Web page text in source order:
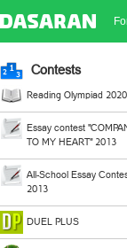
Contests
Reading Olympiad 2020
Essay contest
TO MY HEART" 2013
All-School Essay
2013
DUEL PLUS